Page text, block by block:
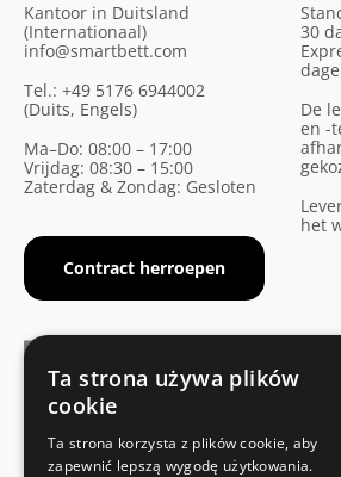
Kantoor in Duitsland
(Internationaal)
info@smartbett.com
Tel.: +49 5176 6944002
(Duits, Engels)
Ma–Do: 08:00 – 17:00
Vrijdag: 08:30 – 15:00
Zaterdag & Zondag: Gesloten
Contract herroepen
30
De
en -
het
Voldoet aan de veiligheidsnormen
Ta strona używa plików
cookie
Ta strona korzysta z plików cookie, aby
zapewnić lepszą wygodę użytkowania.